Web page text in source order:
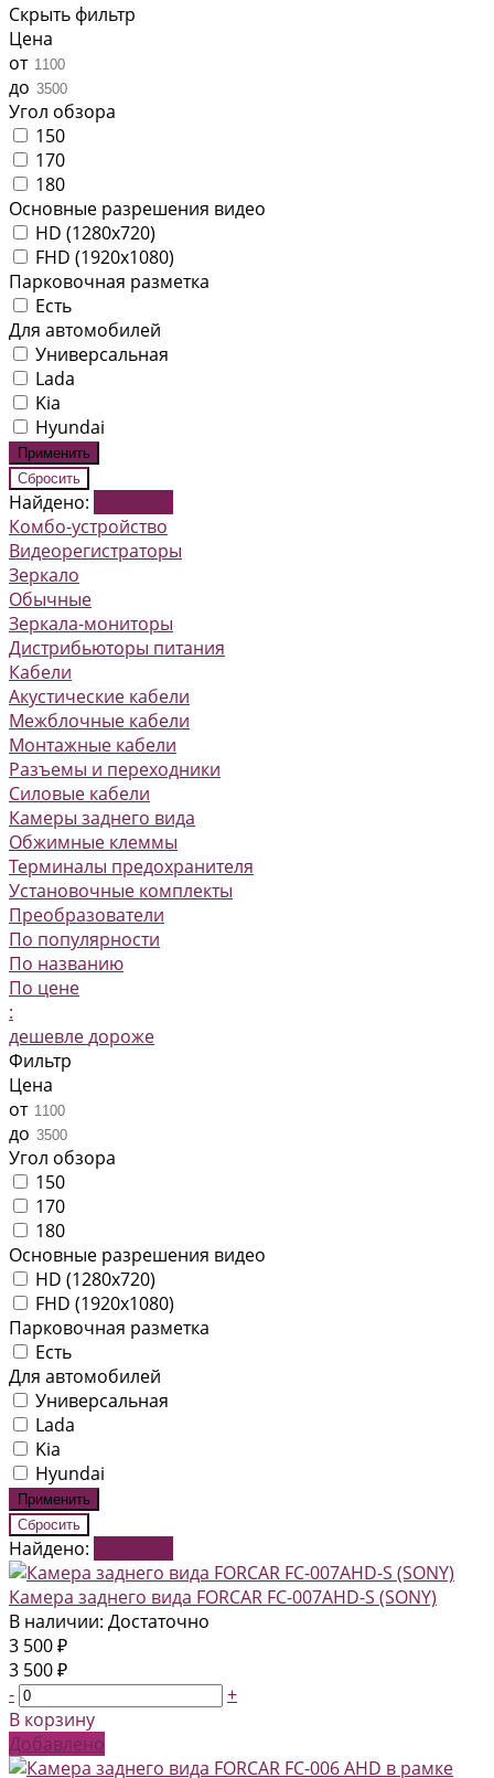
Скрыть фильтр
Цена
от
до
Угол обзора
150
170
180
Основные разрешения видео
HD (1280x720)
FHD (1920x1080)
Парковочная разметка
Есть
Для автомобилей
Универсальная
Lada
Kia
Hyundai
Найдено:
Комбо-устройство
Видеорегистраторы
Зеркало
Обычные
Зеркала-мониторы
Дистрибьюторы питания
Кабели
Акустические кабели
Межблочные кабели
Монтажные кабели
Разъемы и переходники
Силовые кабели
Камеры заднего вида
Обжимные клеммы
Терминалы предохранителя
Установочные комплекты
Преобразователи
По популярности
По названию
По цене
:
дешевледороже
Фильтр
Цена
от
до
Угол обзора
150
170
180
Основные разрешения видео
HD (1280x720)
FHD (1920x1080)
Парковочная разметка
Есть
Для автомобилей
Универсальная
Lada
Kia
Hyundai
Найдено:
Камера заднего вида FORCAR FC-007AHD-S (SONY)
В наличии: Достаточно
3 500 ₽
3 500 ₽
-
+
В корзину
Добавлено